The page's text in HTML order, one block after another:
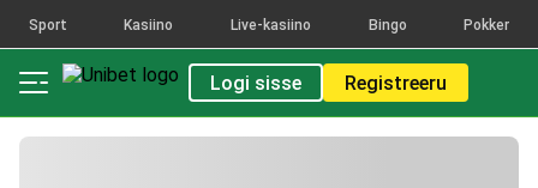
Sport Kasiino Live-kasiino Bingo Pokker
Logi sisse Registreeru